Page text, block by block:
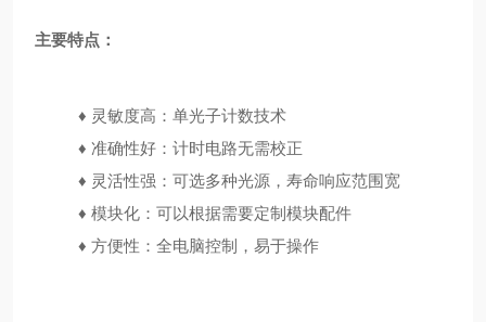
主要特点：
♦ 灵敏度高：单光子计数技术
♦ 准确性好：计时电路无需校正
♦ 灵活性强：可选多种光源，寿命响应范围宽
♦ 模块化：可以根据需要定制模块配件
♦ 方便性：全电脑控制，易于操作